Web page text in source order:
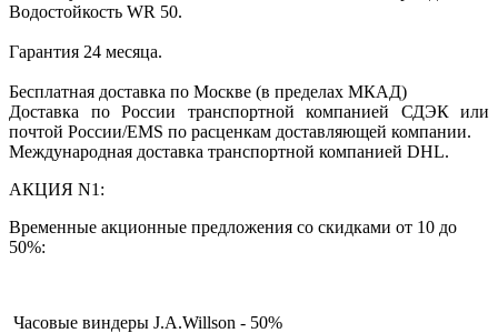
Водостойкость WR 50.
Гарантия 24 месяца.
Бесплатная доставка по Москве (в пределах МКАД)
Доставка по России транспортной компанией СДЭК или
почтой России/EMS по расценкам доставляющей компании.
Международная доставка транспортной компанией DHL.
АКЦИЯ N1:
Временные акционные предложения со скидками от 10 до
50%:
Часовые виндеры J.A.Willson - 50%